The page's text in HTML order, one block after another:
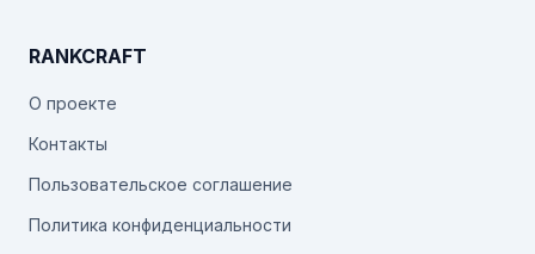
RANKCRAFT
О проекте
Контакты
Пользовательское соглашение
Политика конфиденциальности